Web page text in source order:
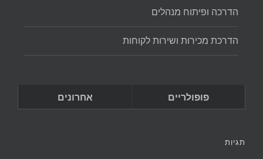
הדרכה ופיתוח מנהלים
הדרכת מכירות ושירות לקוחות
פופולריים אחרונים
תגיות